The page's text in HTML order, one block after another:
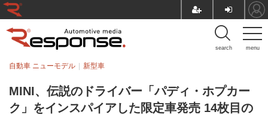
menu
search
MINI、伝説のドライバー「パディ・ホプカー
ク」をインスパイアした限定車発売 14枚目の
自動車 ニューモデル 新型車